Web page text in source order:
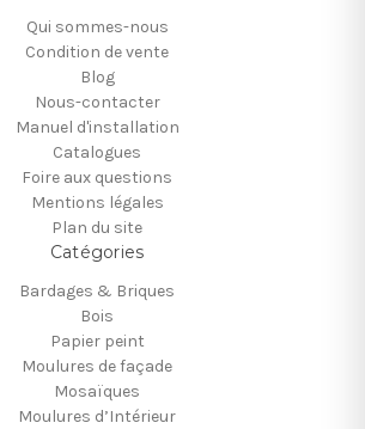
Qui sommes-nous
Condition de vente
Blog
Nous-contacter
Manuel d'installation
Catalogues
Foire aux questions
Mentions légales
Plan du site
Catégories
Bardages & Briques
Bois
Papier peint
Moulures de façade
Mosaïques
Moulures d’Intérieur